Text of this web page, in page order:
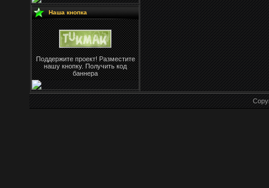
Наша кнопка
Поддержите проект! Разместите
нашу кнопку. Получить код
баннера